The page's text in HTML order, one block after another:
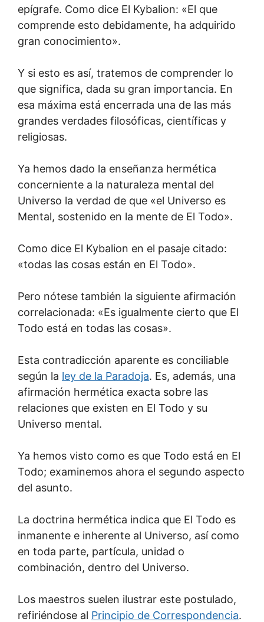
epígrafe. Como dice El Kybalion: «El que
comprende esto debidamente, ha adquirido
gran conocimiento».
Y si esto es así, tratemos de comprender lo
que significa, dada su gran importancia. En
esa máxima está encerrada una de las más
grandes verdades filosóficas, científicas y
religiosas.
Ya hemos dado la enseñanza hermética
concerniente a la naturaleza mental del
Universo la verdad de que «el Universo es
Mental, sostenido en la mente de El Todo».
Como dice El Kybalion en el pasaje citado:
«todas las cosas están en El Todo».
Pero nótese también la siguiente afirmación
correlacionada: «Es igualmente cierto que El
Todo está en todas las cosas».
Esta contradicción aparente es conciliable
según la ley de la Paradoja. Es, además, una
afirmación hermética exacta sobre las
relaciones que existen en El Todo y su
Universo mental.
Ya hemos visto como es que Todo está en El
Todo; examinemos ahora el segundo aspecto
del asunto.
La doctrina hermética indica que El Todo es
inmanente e inherente al Universo, así como
en toda parte, partícula, unidad o
combinación, dentro del Universo.
Los maestros suelen ilustrar este postulado,
refiriéndose al Principio de Correspondencia.